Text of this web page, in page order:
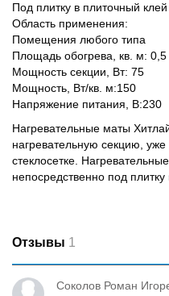
Под плитку в плиточный клей
Область применения:
Помещения любого типа
Площадь обогрева, кв. м: 0,5
Мощность секции, Вт: 75
Мощность, Вт/кв. м:150
Напряжение питания, В:230
Нагревательные маты
нагревательную секцию,
стеклосетке.
непосредственно под плитку
Отзывы 1
Соколов Роман